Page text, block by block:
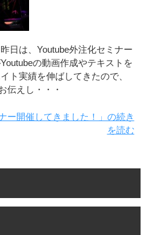
日は、Youtube外注化セミナー
の動画作成やテキストを
ト実績を伸ばしてきたので、
伝えし・・・
ー開催してきました！」の続き
を読む